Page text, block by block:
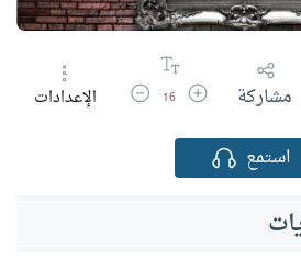
مشاركة زيادة حجم الخط
16 تقليل حجم الخط
الإعدادات
استمع